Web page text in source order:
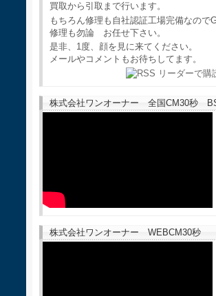
買取から引取まで行います。
もちろん修理も自社認証工場完備なので
修理も勿論 お任せ下さい。
是非、1度、顔を見に来てください。
メールやコメントもお待ちしてます。
株式会社ワンオーナー 全国CM30秒
株式会社ワンオーナー WEBCM30秒